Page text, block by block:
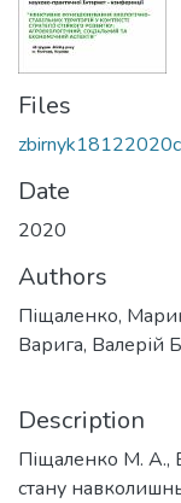
Files
Date
2020
Authors
Піщаленко,
Варига, Валерій
Description
Піщаленко М. А.,
стану